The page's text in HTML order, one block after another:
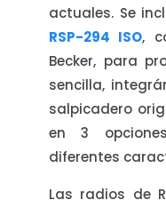
actuales. Se
RSP-294 ISO,
Becker, para
sencilla,
salpicadero
en 3
diferentes
Las radios de